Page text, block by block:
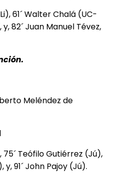
61´ Walter Chalá (UC-
82´ Juan Manuel Tévez,
Meléndez de
75´ Teófilo Gutiérrez (Jú),
91´ John Pajoy (Jú).